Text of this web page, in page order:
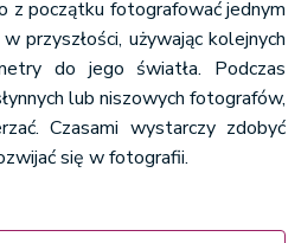
z początku fotografować jednym
używając kolejnych
do jego światła. Podczas
lub niszowych fotografów,
Czasami wystarczy zdobyć
się w fotografii.